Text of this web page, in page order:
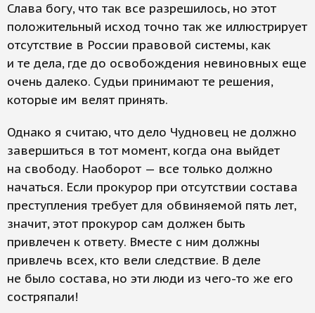
Слава богу, что так все разрешилось, но этот
положительный исход точно так же иллюстрирует
отсутствие в России правовой системы, как
и те дела, где до освобождения невиновных еще
очень далеко. Судьи принимают те решения,
которые им велят принять.
Однако я считаю, что дело Чудновец не должно
завершиться в тот момент, когда она выйдет
на свободу. Наоборот — все только должно
начаться. Если прокурор при отсутствии состава
преступления требует для обвиняемой пять лет,
значит, этот прокурор сам должен быть
привлечен к ответу. Вместе с ним должны
привлечь всех, кто вели следствие. В деле
не было состава, но эти люди из чего-то же его
состряпали!